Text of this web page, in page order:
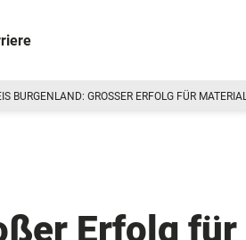
BURGENLAND: GROSSER ERFOLG FÜR MATERIALS
Erfolg für